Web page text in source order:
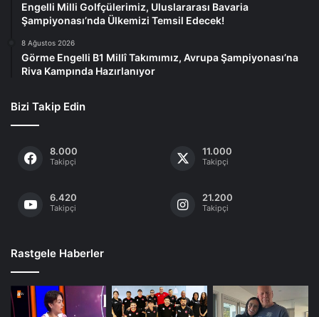
Engelli Milli Golfçülerimiz, Uluslararası Bavaria
Şampiyonası’nda Ülkemizi Temsil Edecek!
8 Ağustos 2026
Görme Engelli B1 Millî Takımımız, Avrupa Şampiyonası’na
Riva Kampında Hazırlanıyor
Bizi Takip Edin
8.000
Takipçi
11.000
Takipçi
6.420
Takipçi
21.200
Takipçi
Rastgele Haberler